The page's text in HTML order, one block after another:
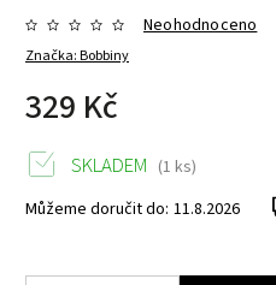
Značka:Bobbiny
Neohodnoceno
329 Kč
SKLADEM (1 ks)
Můžeme doručit do: 11.8.2026